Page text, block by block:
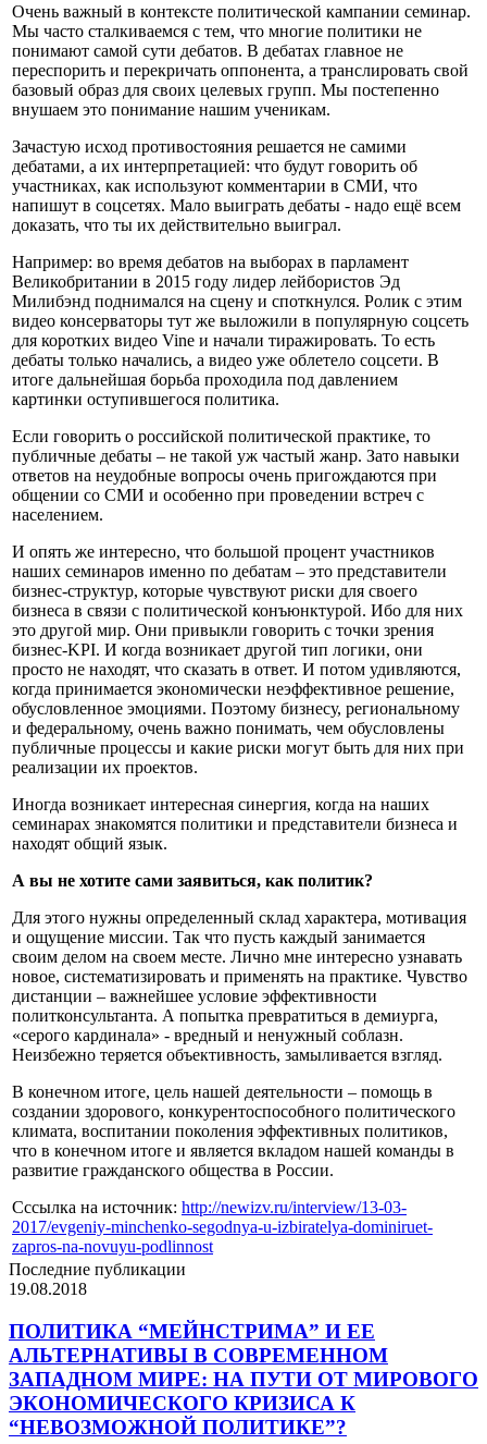
Очень важный в контексте политической кампании семинар.
Мы часто сталкиваемся с тем, что многие политики не
понимают самой сути дебатов. В дебатах главное не
переспорить и перекричать оппонента, а транслировать свой
базовый образ для своих целевых групп. Мы постепенно
внушаем это понимание нашим ученикам.
Зачастую исход противостояния решается не самими
дебатами, а их интерпретацией: что будут говорить об
участниках, как используют комментарии в СМИ, что
напишут в соцсетях. Мало выиграть дебаты - надо ещё всем
доказать, что ты их действительно выиграл.
Например: во время дебатов на выборах в парламент
Великобритании в 2015 году лидер лейбористов Эд
Милибэнд поднимался на сцену и споткнулся. Ролик с этим
видео консерваторы тут же выложили в популярную соцсеть
для коротких видео Vine и начали тиражировать. То есть
дебаты только начались, а видео уже облетело соцсети. В
итоге дальнейшая борьба проходила под давлением
картинки оступившегося политика.
Если говорить о российской политической практике, то
публичные дебаты – не такой уж частый жанр. Зато навыки
ответов на неудобные вопросы очень пригождаются при
общении со СМИ и особенно при проведении встреч с
населением.
И опять же интересно, что большой процент участников
наших семинаров именно по дебатам – это представители
бизнес-структур, которые чувствуют риски для своего
бизнеса в связи с политической конъюнктурой. Ибо для них
это другой мир. Они привыкли говорить с точки зрения
бизнес-KPI. И когда возникает другой тип логики, они
просто не находят, что сказать в ответ. И потом удивляются,
когда принимается экономически неэффективное решение,
обусловленное эмоциями. Поэтому бизнесу, региональному
и федеральному, очень важно понимать, чем обусловлены
публичные процессы и какие риски могут быть для них при
реализации их проектов.
Иногда возникает интересная синергия, когда на наших
семинарах знакомятся политики и представители бизнеса и
находят общий язык.
А вы не хотите сами заявиться, как политик?
Для этого нужны определенный склад характера, мотивация
и ощущение миссии. Так что пусть каждый занимается
своим делом на своем месте. Лично мне интересно узнавать
новое, систематизировать и применять на практике. Чувство
дистанции – важнейшее условие эффективности
политконсультанта. А попытка превратиться в демиурга,
«серого кардинала» - вредный и ненужный соблазн.
Неизбежно теряется объективность, замыливается взгляд.
В конечном итоге, цель нашей деятельности – помощь в
создании здорового, конкурентоспособного политического
климата, воспитании поколения эффективных политиков,
что в конечном итоге и является вкладом нашей команды в
развитие гражданского общества в России.
Сссылка на источник: http://newizv.ru/interview/13-03-
2017/evgeniy-minchenko-segodnya-u-izbiratelya-dominiruet-
zapros-na-novuyu-podlinnost
Последние публикации
19.08.2018
ПОЛИТИКА “МЕЙНСТРИМА” И ЕЕ
АЛЬТЕРНАТИВЫ В СОВРЕМЕННОМ
ЗАПАДНОМ МИРЕ: НА ПУТИ ОТ МИРОВОГО
ЭКОНОМИЧЕСКОГО КРИЗИСА К
“НЕВОЗМОЖНОЙ ПОЛИТИКЕ”?